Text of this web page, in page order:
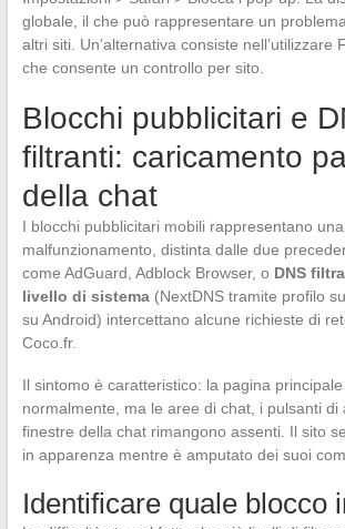
globale, il che può rappresentare un
altri siti. Un’alternativa consiste nell’utilizzare
che consente un controllo per sito.
Blocchi pubblicitari e
filtranti: caricamento
della chat
I blocchi pubblicitari mobili rappresentano
malfunzionamento, distinta dalle due
come AdGuard, Adblock Browser, o DNS
livello di sistema(NextDNS tramite profilo
su Android) intercettano alcune richieste di
Coco.fr.
Il sintomo è caratteristico: la pagina
normalmente, ma le aree di chat, i pulsanti di
finestre della chat rimangono assenti. Il sito
in apparenza mentre è amputato dei suoi
Identificare quale blocco